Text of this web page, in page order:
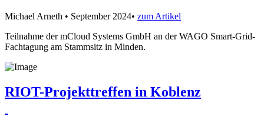
Michael Arneth • September 2024• zum Artikel
Teilnahme der mCloud Systems GmbH an der WAGO Smart-Grid-
Fachtagung am Stammsitz in Minden.
RIOT-Projekttreffen in Koblenz